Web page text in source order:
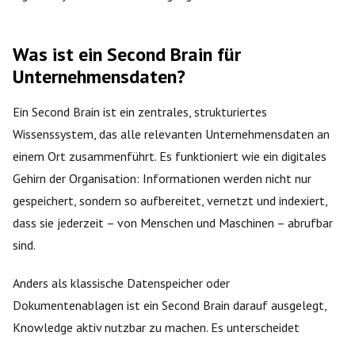
Was ist ein Second Brain für
Unternehmensdaten?
Ein Second Brain ist ein zentrales, strukturiertes
Wissenssystem, das alle relevanten Unternehmensdaten an
einem Ort zusammenführt. Es funktioniert wie ein digitales
Gehirn der Organisation: Informationen werden nicht nur
gespeichert, sondern so aufbereitet, vernetzt und indexiert,
dass sie jederzeit – von Menschen und Maschinen – abrufbar
sind.
Anders als klassische Datenspeicher oder
Dokumentenablagen ist ein Second Brain darauf ausgelegt,
Knowledge aktiv nutzbar zu machen. Es unterscheidet